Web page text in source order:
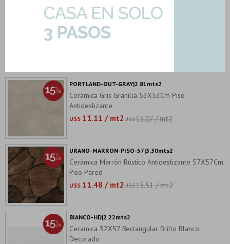
Ceramicas Gray Satinado Gamas De Gris
Cementos Microcementos
CER-FORJA-GRAY-IN|2.81mts2
Cerámica Gris Granilla 53X53Cm Piso
Antideslizante
U$S 11.11 / mt2U$S13.07 / mt2
PORTLAND-OUT-GRAY|2.81mts2
Cerámica Marrón Rústico Antideslizante 57X57Cm
Piso Pared
U$S 11.48 / mt2U$S13.51 / mt2
URANO-MARRON-PISO-57|3.30mts2
Ceramica 32X57 Rectangular Brillo Blanco
Decorado
BIANCO-HD|2.22mts2